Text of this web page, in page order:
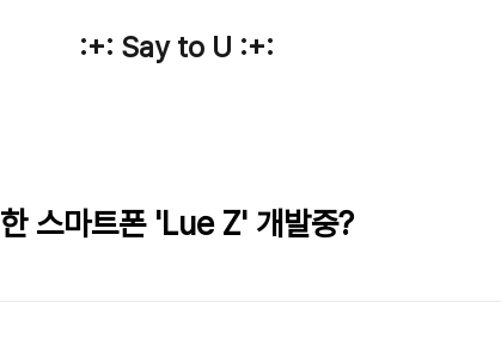
:+: Say to U :+:
스마트폰 'Lue Z' 개발중?